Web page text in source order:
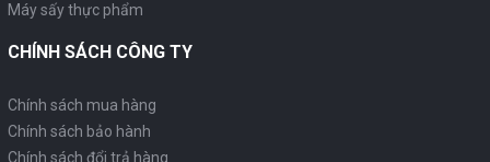
Máy sấy thực phẩm
CHÍNH SÁCH CÔNG TY
Chính sách mua hàng
Chính sách bảo hành
Chính sách đổi trả hàng